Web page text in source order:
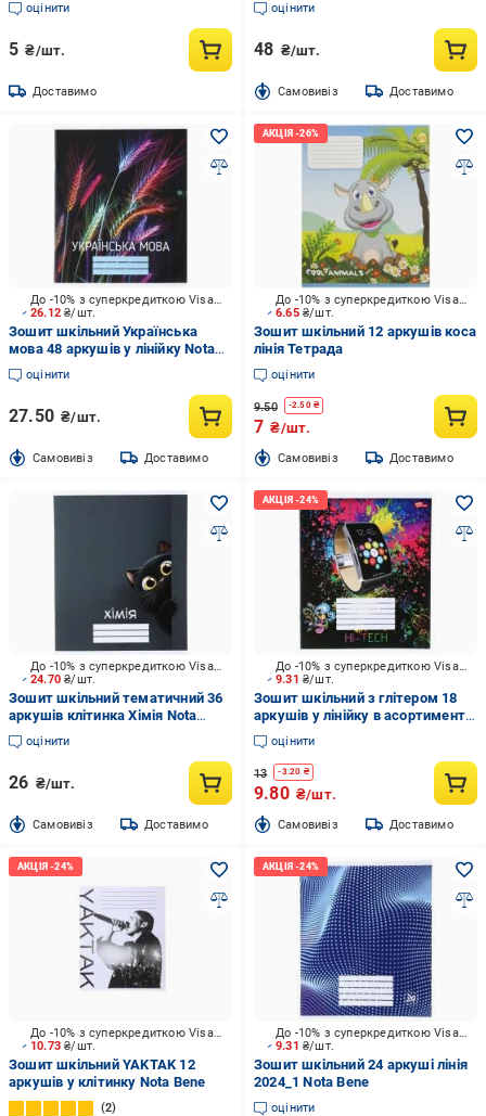
оцінити
5 ₴/шт.
Доставимо
оцінити
48 ₴/шт.
Cамовивіз Доставимо
26.12₴/шт.
До -10% з суперкредиткою Visa Вигода
Зошит шкільний Українська
мова 48 аркушів у лінійку Nota
Bene
оцінити
27.50 ₴/шт.
Cамовивіз Доставимо
6.65 ₴/шт.
До -10% з суперкредиткою Visa Вигода
Зошит шкільний 12 аркушів коса
лінія Тетрада
оцінити
9.50 -2.50₴
7 ₴/шт.
Cамовивіз Доставимо
24.70₴/шт.
До -10% з суперкредиткою Visa Вигода
Зошит шкільний тематичний 36
аркушів клітинка Хімія Nota
Bene
оцінити
26 ₴/шт.
Cамовивіз Доставимо
9.31 ₴/шт.
До -10% з суперкредиткою Visa Вигода
Зошит шкільний з глітером 18
аркушів у лінійку в асортименті
Мрії збуваються
оцінити
13 -3.20 ₴
9.80 ₴/шт.
Cамовивіз Доставимо
10.73₴/шт.
До -10% з суперкредиткою Visa Вигода
Зошит шкільний YAKTAK 12
аркушів у клітинку Nota Bene
2
9.31 ₴/шт.
До -10% з суперкредиткою Visa Вигода
Зошит шкільний 24 аркуші лінія
2024_1 Nota Bene
оцінити